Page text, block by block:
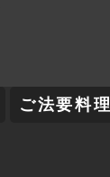
ご法要料理